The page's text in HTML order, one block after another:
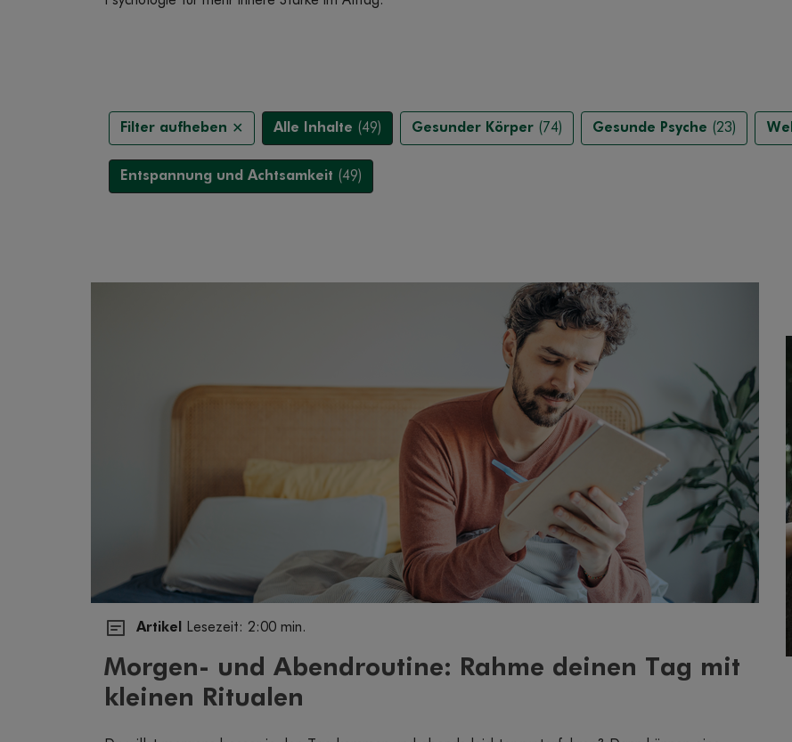
Filter aufheben × Alle Inhalte (49) Gesunder Körper (74) Gesunde Psyche (23)
Entspannung und Achtsamkeit (49)
Artikel Lesezeit: 2:00 min.
Morgen- und Abendroutine: Rahme deinen Tag mit
kleinen Ritualen